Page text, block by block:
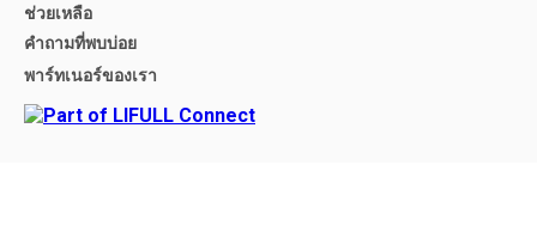
ช่วยเหลือ
คำถามที่พบบ่อย
พาร์ทเนอร์ของเรา